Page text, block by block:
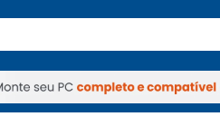
Periféricos TV Venda no KaBuM!
TV Venda no KaBuM!